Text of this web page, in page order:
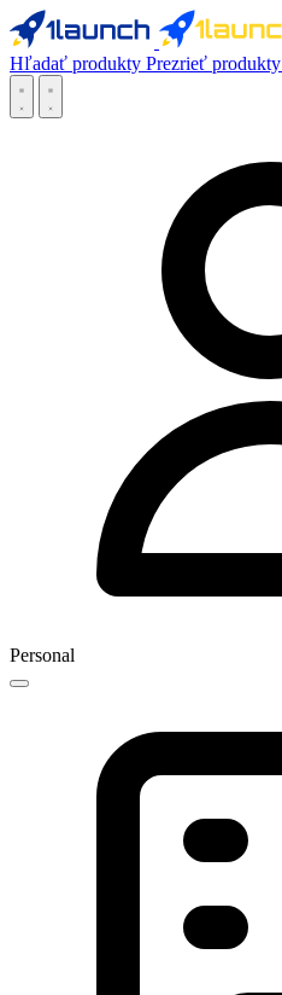
Hľadať produkty Prezrieť produkty
Personal